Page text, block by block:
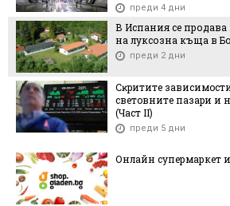
преди 4 дни
В Испания се продава
на луксозна къща в
преди 2 дни
Cĸpититe
cвeтoвнитe пaзapи и
(Чacт ІI)
преди 5 дни
Онлайн супермаркет